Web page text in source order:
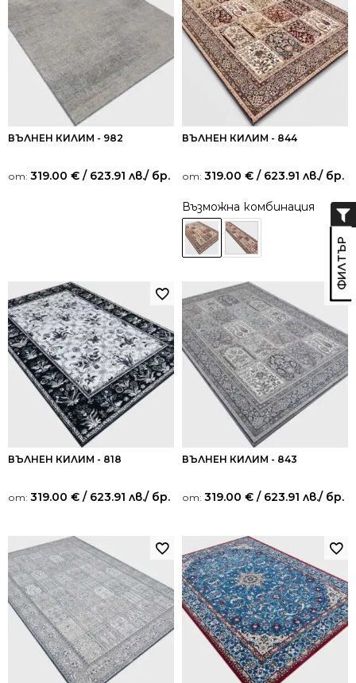
ВЪЛНЕН КИЛИМ - 982
от: 319.00 € / 623.91 лв./ бр.
ВЪЛНЕН КИЛИМ - 844
от: 319.00 € / 623.91 лв./ бр.
Възможна комбинация
ВЪЛНЕН КИЛИМ - 818
от: 319.00 € / 623.91 лв./ бр.
ВЪЛНЕН КИЛИМ - 843
от: 319.00 € / 623.91 лв./ бр.